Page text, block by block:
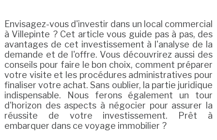
Envisagez-vous d'investir dans un local commercial
à Villepinte ? Cet article vous guide pas à pas, des
avantages de cet investissement à l'analyse de la
demande et de l'offre. Vous découvrirez aussi des
conseils pour faire le bon choix, comment préparer
votre visite et les procédures administratives pour
finaliser votre achat. Sans oublier, la partie juridique
indispensable. Nous ferons également un tour
d'horizon des aspects à négocier pour assurer la
réussite de votre investissement. Prêt à
embarquer dans ce voyage immobilier ?